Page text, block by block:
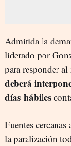
Admitida la
liderado por
para responder
deberá
días hábiles
Fuentes
la paralización